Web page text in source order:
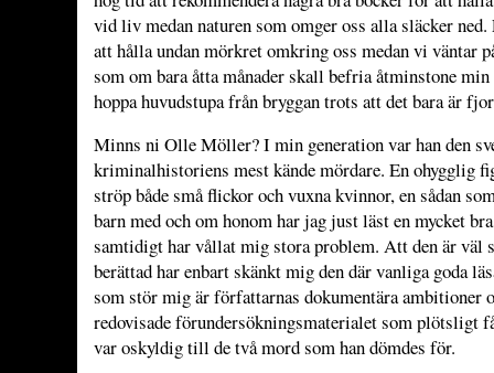
vid liv medan naturen som omger oss alla släcker
att hålla undan mörkret omkring oss medan vi väntar
som om bara åtta månader skall befria åtminstone
hoppa huvudstupa från bryggan trots att det bara är
Minns ni Olle Möller? I min generation var han den
kriminalhistoriens mest kände mördare. En ohygglig
ströp både små flickor och vuxna kvinnor, en sådan
barn med och om honom har jag just läst en mycket
samtidigt har vållat mig stora problem. Att den är väl
berättad har enbart skänkt mig den där vanliga goda
som stör mig är författarnas dokumentära ambitioner
redovisade förundersökningsmaterialet som plötsligt
var oskyldig till de två mord som han dömdes för.